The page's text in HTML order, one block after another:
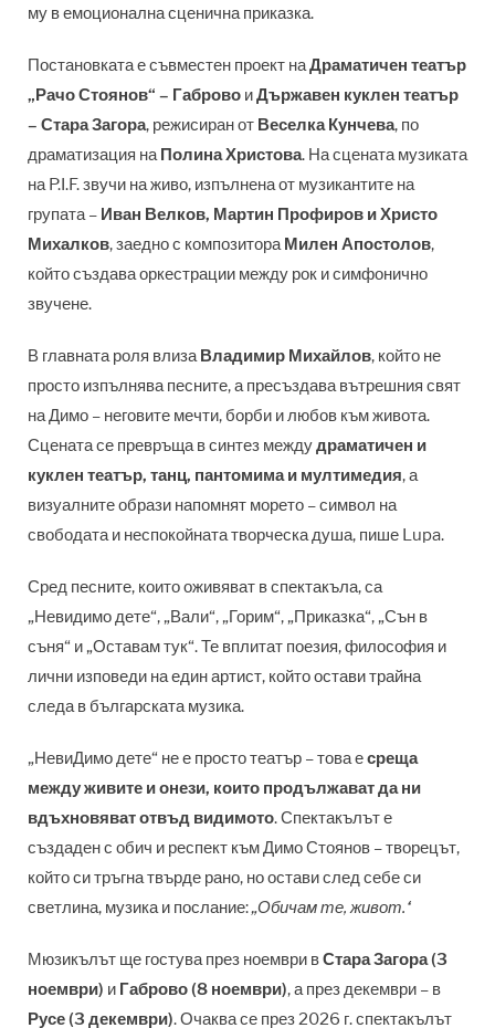
му в емоционална сценична приказка.
Постановката е съвместен проект наДраматичен театър
„Рачо Стоянов“ – Габрово иДържавен куклен театър
– Стара Загора, режисиран от Веселка Кунчева, по
драматизация на Полина Христова. На сцената музиката
на P.I.F. звучи на живо, изпълнена от музикантите на
групата – Иван Велков, Мартин Профиров и Христо
Михалков, заедно с композитора Милен Апостолов,
който създава оркестрации между рок и симфонично
звучене.
В главната роля влиза Владимир Михайлов, който не
просто изпълнява песните, а пресъздава вътрешния свят
на Димо – неговите мечти, борби и любов към живота.
Сцената се превръща в синтез междудраматичен и
куклен театър, танц, пантомима и мултимедия, а
визуалните образи напомнят морето – символ на
свободата и неспокойната творческа душа, пише Lupa.
Сред песните, които оживяват в спектакъла, са
„Невидимо дете“, „Вали“, „Горим“, „Приказка“, „Сън в
съня“ и „Оставам тук“. Те вплитат поезия, философия и
лични изповеди на един артист, който остави трайна
следа в българската музика.
„НевиДимо дете“ не е просто театър – това есреща
между живите и онези, които продължават да ни
вдъхновяват отвъд видимото. Спектакълът е
създаден с обич и респект към Димо Стоянов – творецът,
който си тръгна твърде рано, но остави след себе си
светлина, музика и послание:„Обичам те, живот.“
Мюзикълът ще гостува през ноември вСтара Загора (3
ноември) и Габрово (8 ноември), а през декември – в
Русе (3 декември). Очаква се през 2026 г. спектакълът